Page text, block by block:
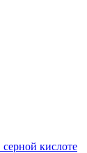
кислоте